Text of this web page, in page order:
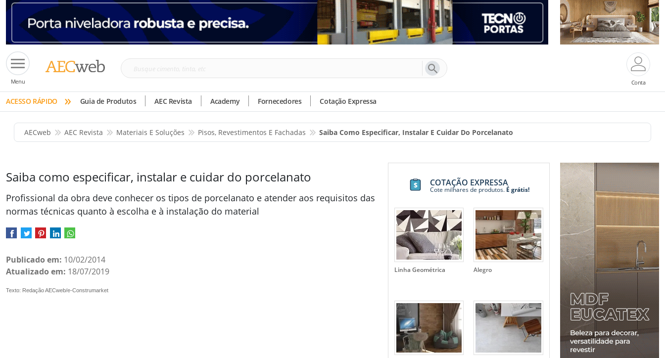
Menu
Busque
tinta,
etc
Conta
ACESSO RÁPIDO » Guia de Produtos AEC Revista Academy Fornecedores Cotação Expressa
AECweb AEC Revista Materiais E Soluções Pisos, Revestimentos E Fachadas Saiba Como Especificar, Instalar E Cuidar Do Porcelanato
Saiba como especificar, instalar e cuidar do porcelanato
Profissional da obra deve conhecer os tipos de porcelanato e atender aos requisitos das
normas técnicas quanto à escolha e à instalação do material
Publicado em: 10/02/2014
Atualizado em: 18/07/2019
Texto: Redação AECweb/e-Construmarket
COTAÇÃO EXPRESSA
Cote milhares de produtos.É grátis!
Linha Geométrica Alegro